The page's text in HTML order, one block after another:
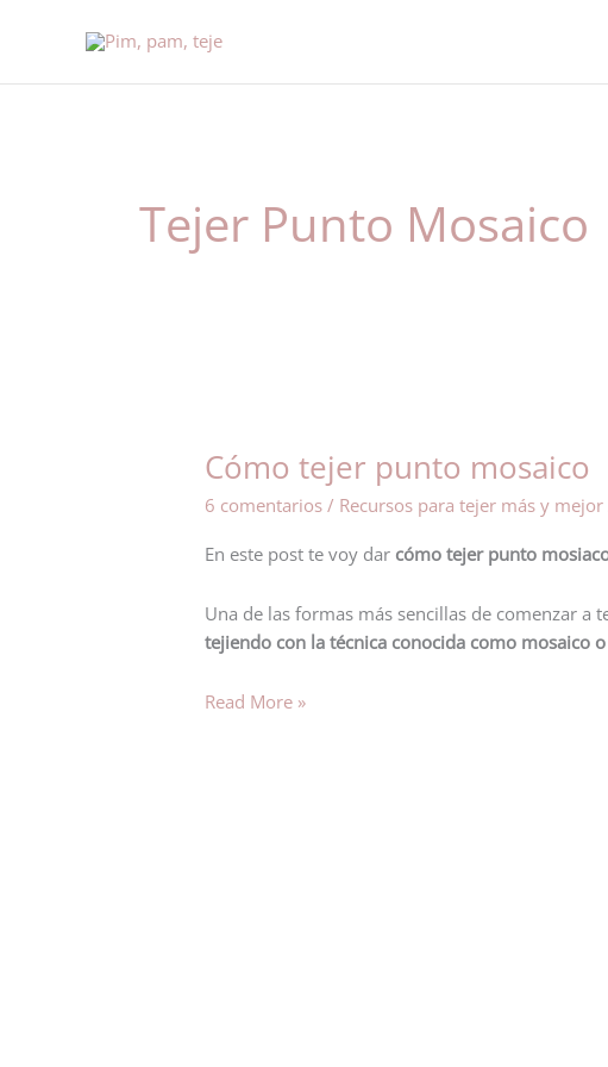
Tejer Punto Mosaico
Cómo tejer punto mosaico
6 comentarios / Recursos para tejer más y mejor
En este post te voy dar cómo tejer punto
Una de las formas más sencillas de comenzar a
tejiendo con la técnica conocida como mosaico
punto
Read More »